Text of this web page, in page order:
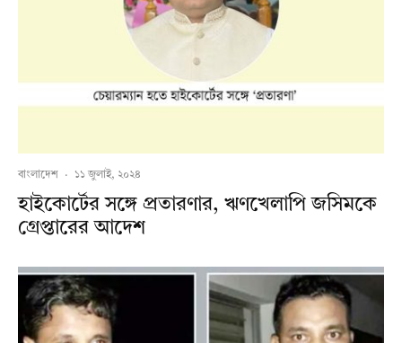
বাংলাদেশ · ১১ জুলাই, ২০২৪
হাইকোর্টের সঙ্গে প্রতারণার, ঋণখেলাপি জসিমকে
গ্রেপ্তারের আদেশ